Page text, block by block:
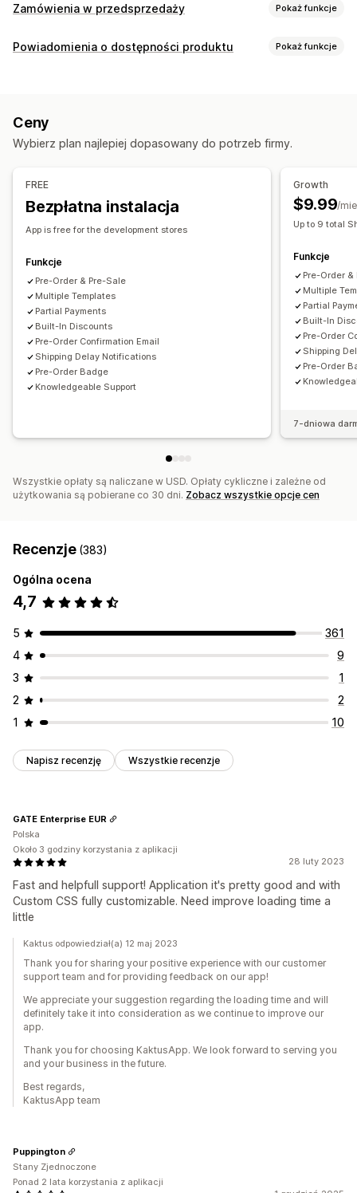
Zamówienia w przedsprzedaży Pokaż funkcje
Typ zamówienia
Dostosowanie
Niestandardowy branding
Powiadomienia e-mail
Limity zamówień
Zadatki
Płatności odroczone
Przypomnienie o płatności
Płatność ręczna
Powiadomienia o dostępności produktu Pokaż funkcje
Zamówienia w przedsprzedaży
Analizy i raporty
Ceny
Wybierz plan najlepiej dopasowany do potrzeb firmy.
FREE
Bezpłatna instalacja
App is free for the development stores
Funkcje
Pre-Order & Pre-Sale
Multiple Templates
Partial Payments
Built-In Discounts
Pre-Order Confirmation Email
Shipping Delay Notifications
Pre-Order Badge
Knowledgeable Support
Growth
$9.99/
Up to 9 total
Funkcje
Pre-Order
Multiple
Partial
Built-In
Pre-Order
Shipping
Pre-Order
7-dniowa
Wszystkie opłaty są naliczane w USD. Opłaty cykliczne i zależne od
użytkowania są pobierane co 30 dni. Zobacz wszystkie opcje cen
Recenzje (383)
Ogólna ocena
4,7
5
361
4
9
3
1
2
2
1
10
Napisz recenzję Wszystkie recenzje
28 luty 2023
Fast and helpfull support! Application it's pretty good and with
Custom CSS fully customizable. Need improve loading time a
little
GATE Enterprise EUR
Polska
Około 3 godziny korzystania z aplikacji
Kaktus odpowiedział(a) 12 maj 2023
Thank you for sharing your positive experience with our customer
support team and for providing feedback on our app!
We appreciate your suggestion regarding the loading time and will
definitely take it into consideration as we continue to improve our
app.
Thank you for choosing KaktusApp. We look forward to serving you
and your business in the future.
Best regards,
KaktusApp team
Puppington
Stany Zjednoczone
Ponad 2 lata korzystania z aplikacji